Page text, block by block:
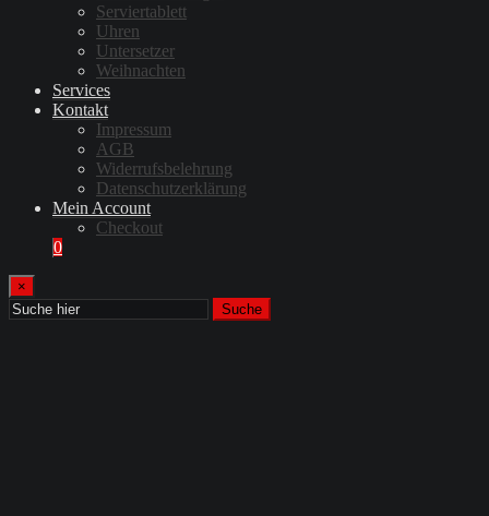
Serviertablett
Uhren
Untersetzer
Weihnachten
Services
Kontakt
Impressum
AGB
Widerrufsbelehrung
Datenschutzerklärung
Mein Account
Checkout
0
×
Suche